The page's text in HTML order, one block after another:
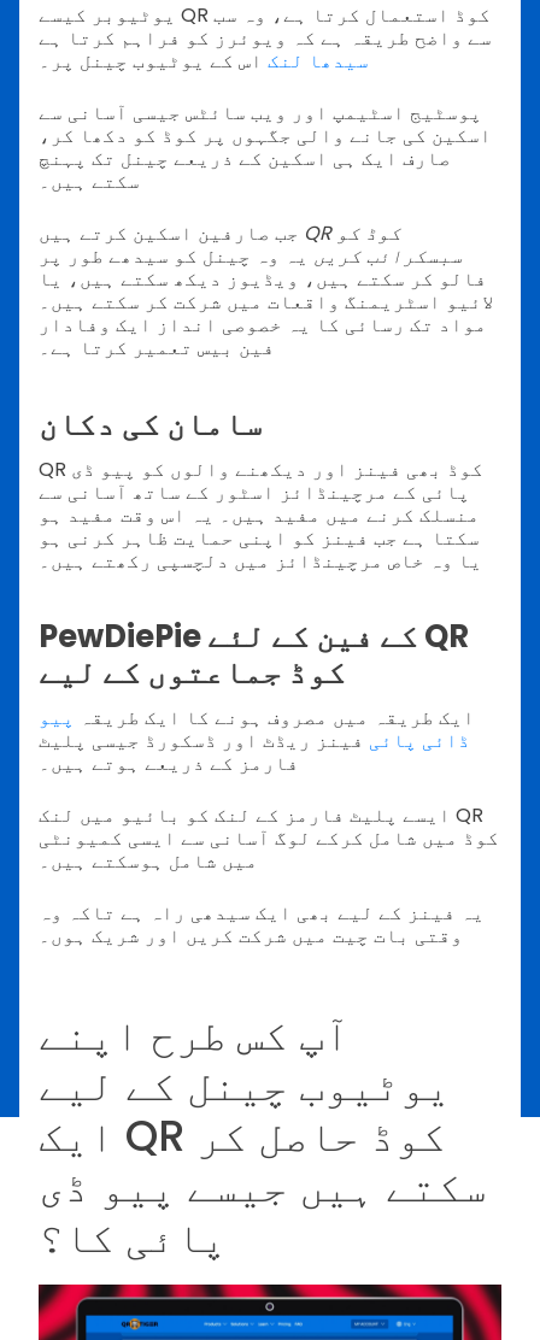
یوٹیوبر کیسے QR کوڈ استعمال کرتا ہے، وہ سب
سے واضح طریقہ ہے کہ ویوئرز کو فراہم کرتا ہے
سیدھا لنک اس کے یوٹیوب چینل پر۔
پوسٹیج اسٹیمپ اور ویب سائٹس جیسی آسانی سے
اسکین کی جانے والی جگہوں پر کوڈ کو دکھا کر،
صارف ایک ہی اسکین کے ذریعے چینل تک پہنچ
سکتے ہیں۔
QR کوڈ کو
سبسکرائب کریں یہ وہ چینل کو سیدھے طور پر
فالو کر سکتے ہیں، ویڈیوز دیکھ سکتے ہیں، یا
لائیو اسٹریمنگ واقعات میں شرکت کر سکتے ہیں۔
مواد تک رسائی کا یہ خصوصی انداز ایک وفادار
فین بیس تعمیر کرتا ہے۔
سامان کی دکان
QR کوڈ بھی فینز اور دیکھنے والوں کو پیو ڈی
پائی کے مرچینڈائز اسٹور کے ساتھ آسانی سے
منسلک کرنے میں مفید ہیں۔ یہ اس وقت مفید ہو
سکتا ہے جب فینز کو اپنی حمایت ظاہر کرنی ہو
یا وہ خاص مرچینڈائز میں دلچسپی رکھتے ہیں۔
PewDiePie کے فین کے لئے QR
کوڈ جماعتوں کے لیے
ایک طریقہ میں مصروف ہونے کا ایک طریقہ پیو
ڈائی پائی فینز ریڈٹ اور ڈسکورڈ جیسی پلیٹ
فارمز کے ذریعے ہوتے ہیں۔
ایسے پلیٹ فارمز کے لنک کو بائیو میں لنک QR
کوڈ میں شامل کرکے لوگ آسانی سے ایسی کمیونٹی
میں شامل ہوسکتے ہیں۔
یہ فینز کے لیے بھی ایک سیدھی راہ ہے تاکہ وہ
وقتی بات چیت میں شرکت کریں اور شریک ہوں۔
آپ کس طرح اپنے
یوٹیوب چینل کے لیے
ایک QR کوڈ حاصل کر
سکتے ہیں جیسے پیو ڈی
پائی کا؟